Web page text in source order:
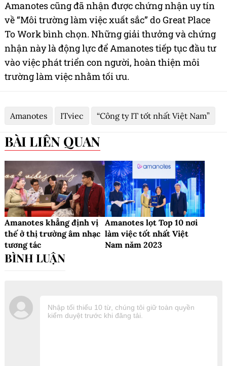
Amanotes cũng đã nhận được chứng nhận uy tín
về “Môi trường làm việc xuất sắc” do Great Place
To Work bình chọn. Những giải thưởng và chứng
nhận này là động lực để Amanotes tiếp tục đầu tư
vào việc phát triển con người, hoàn thiện môi
trường làm việc nhằm tối ưu.
Amanotes ITviec “Công ty IT tốt nhất Việt Nam”
BÀI LIÊN QUAN
Amanotes khẳng định vị
thế ở thị trường âm nhạc
tương tác
Amanotes lọt Top 10 nơi
làm việc tốt nhất Việt
Nam năm 2023